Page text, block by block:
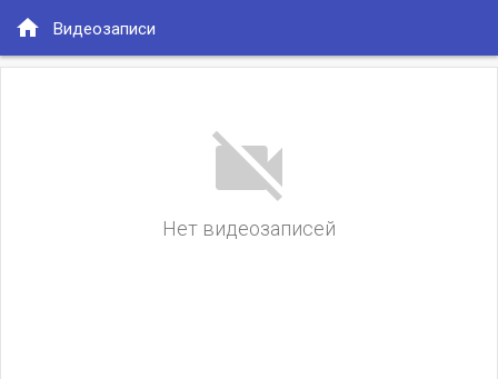
home Видеозаписи
videocam_off
Нет видеозаписей